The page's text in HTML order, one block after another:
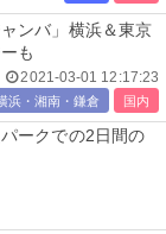
ンバ」横浜＆東京
も
2021-03-01 12:17:23
浜・湘南・鎌倉 国内
ークでの2日間の